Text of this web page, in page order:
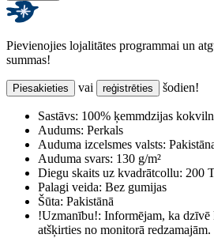
Pievienojies lojalitātes programmai un
summas!
Piesakieties vai reģistrēties šodien!
Sastāvs: 100% ķemmdzijas
Audums: Perkals
Auduma izcelsmes valsts:
Auduma svars: 130 g/m²
Diegu skaits uz kvadrātcollu: 200
Palagi veida: Bez gumijas
Šūta: Pakistānā
!Uzmanību!: Informējam, ka dzīvē
atšķirties no monitorā redzamajām.